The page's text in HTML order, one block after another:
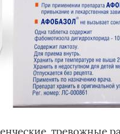
тревожные